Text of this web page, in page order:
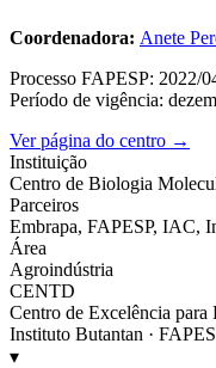
Coordenadora: Anete
Processo FAPESP: 2022/
Período de vigência:
Ver página do centro →
Instituição
Centro de Biologia
Parceiros
Embrapa, FAPESP, IAC,
Área
Agroindústria
CENTD
Centro de Excelência
Instituto Butantan ·
▾